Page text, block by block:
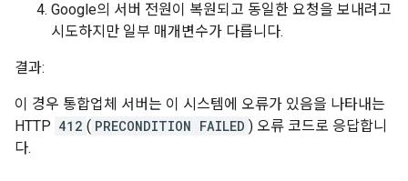
Google의 서버 전원이 복원되고 동일한 요청을 보내려고
시도하지만 일부 매개변수가 다릅니다.
결과:
이 경우 통합업체 서버는 이 시스템에 오류가 있음을 나타내는
HTTP 412 ( PRECONDITION FAILED ) 오류 코드로 응답합니
다.